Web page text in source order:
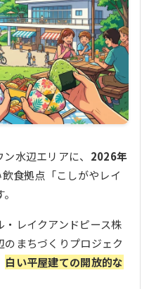
評価
立
せる柔軟性
注目の声
ッチンへ行くときの基
本の食文化、Halele'aが
ッチンの魅力
水辺エリアに、 2026年
食拠点「こしがやレイ
レイクアンドピース株
まちづくりプロジェク
白い平屋建ての開放的な